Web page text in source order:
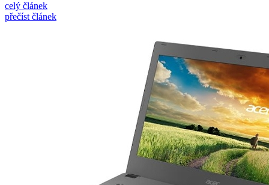
celý článek
přečíst článek